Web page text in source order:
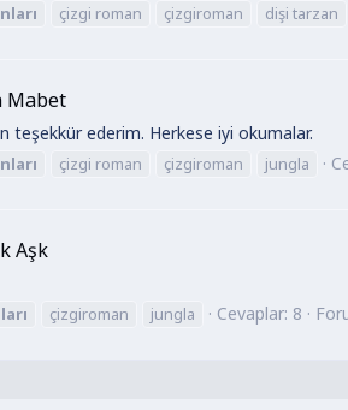
çizgi roman çizgiroman dişi tarzan
Mabet
teşekkür ederim. Herkese iyi okumalar.
çizgi roman çizgiroman jungla
Aşk
çizgiroman jungla Cevaplar: 8